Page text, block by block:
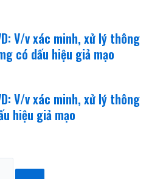
V/v xác minh, xử lý thông
có dấu hiệu giả mạo
V/v xác minh, xử lý thông
hiệu giả mạo